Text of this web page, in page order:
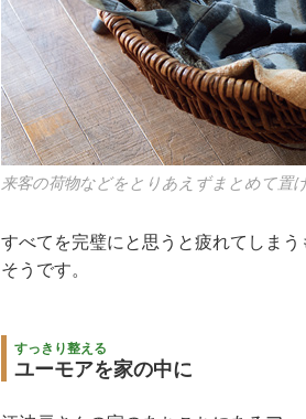
来客の荷物などをとりあえずまとめて
すべてを完璧にと思うと疲れてしま
そうです。
すっきり整える
ユーモアを家の中に